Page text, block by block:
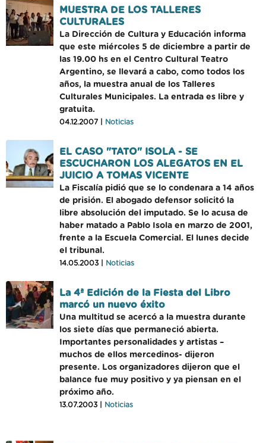
MUESTRA DE LOS TALLERES
CULTURALES
La Dirección de Cultura y Educación informa
que este miércoles 5 de diciembre a partir de
las 19.00 hs en el Centro Cultural Teatro
Argentino, se llevará a cabo, como todos los
años, la muestra anual de los Talleres
Culturales Municipales. La entrada es libre y
gratuita.
04.12.2007 | Noticias
EL CASO "TATO" ISOLA - SE
ESCUCHARON LOS ALEGATOS EN EL
JUICIO A TOMAS VICENTE
La Fiscalía pidió que se lo condenara a 14 años
de prisión. El abogado defensor solicitó la
libre absolución del imputado. Se lo acusa de
haber matado a Pablo Isola en marzo de 2001,
frente a la Escuela Comercial. El lunes decide
el tribunal.
14.05.2003 | Noticias
La 4ª Edición de la Fiesta del Libro
marcó un nuevo éxito
Una multitud se acercó a la muestra durante
los siete días que permaneció abierta.
Importantes personalidades y artistas –
muchos de ellos mercedinos- dijeron
presente. Los organizadores dijeron que el
balance fue muy positivo y ya piensan en el
próximo año.
13.07.2003 | Noticias